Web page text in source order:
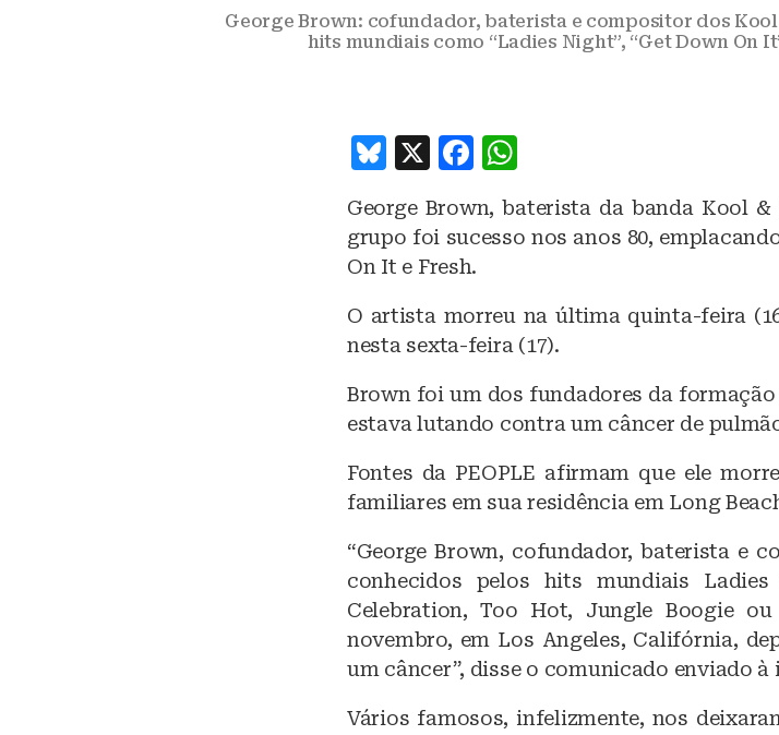
George Brown: cofundador, baterista e compositor dos
hits mundiais como “Ladies Night”, “Get Down On
B
e
s
y
X
F
c
e
o
o
k
at
s
p
p
George Brown, baterista da banda Kool
grupo foi sucesso nos anos 80,
On It e Fresh.
O artista morreu na última quinta-feira
nesta sexta-feira (17).
Brown foi um dos fundadores da formação
estava lutando contra um câncer de
Fontes da PEOPLE afirmam que ele
familiares em sua residência em Long
“George Brown, cofundador, baterista e
conhecidos pelos hits mundiais
Celebration, Too Hot, Jungle Boogie
novembro, em Los Angeles, Califórnia,
um câncer”, disse o comunicado enviado
Vários famosos, infelizmente, nos